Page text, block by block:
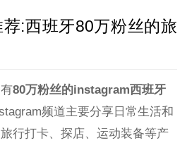
:西班牙80万粉丝的旅
80万粉丝的instagram西班牙
频道主要分享日常生活和
行打卡、探店、运动装备等产